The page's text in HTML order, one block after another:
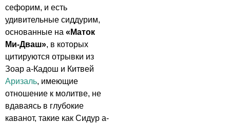
сефорим, и есть
удивительные сиддурим,
основанные на « Маток
Ми-Дваш», в которых
цитируются отрывки из
Зоар а-Кадош и Китвей
Аризаль, имеющие
отношение к молитве, не
вдаваясь в глубокие
каванот, такие как Сидур а-